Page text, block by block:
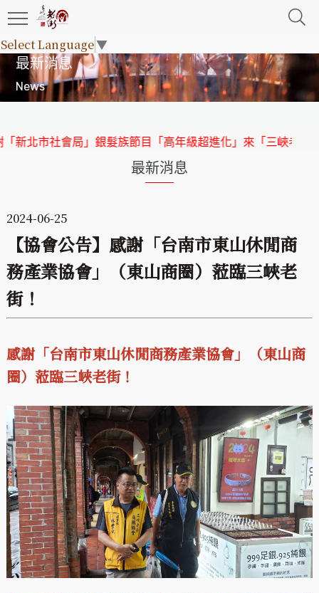
Select Language▼
最新消息
News
社會局」銀髮族節目「高年級超進化」來「三峽老街」取景
最新消息
2024-06-25
【協會公告】感謝「台南市東山休閒商
務產業協會」（東山商圈）蒞臨三峽老
街！
感謝「台南市東山休閒商務產業協會」（東山商
圈）蒞臨三峽老街！